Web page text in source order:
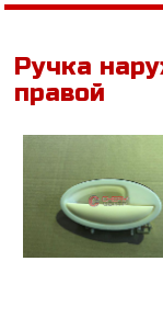
Ручка
правой